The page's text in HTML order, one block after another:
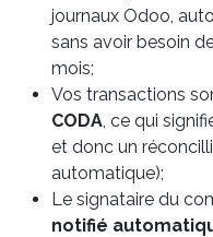
journaux Odoo,
sans avoir besoin
mois;
Vos transactions
CODA, ce qui
et donc un
automatique);
Le signataire du
notifié